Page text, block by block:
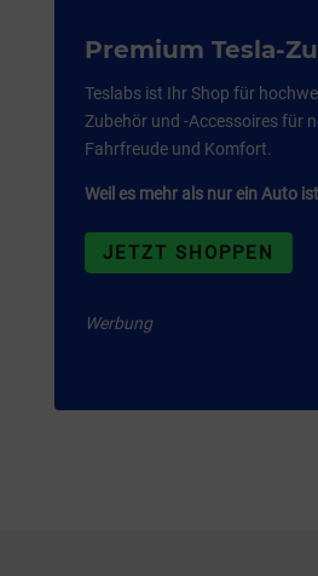
Premium Tesla-
Teslabs ist Ihr Shop für
Zubehör und -Accessoires für
Fahrfreude und Komfort.
Weil es mehr als nur ein Auto
JETZT SHOPPEN
Werbung